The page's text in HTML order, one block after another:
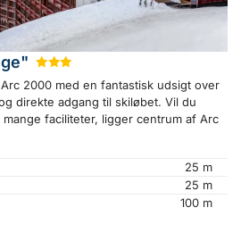
★★
2000 med en fantastisk udsigt over
direkte adgang til skiløbet. Vil du
faciliteter, ligger centrum af Arc
25 m
25 m
100 m